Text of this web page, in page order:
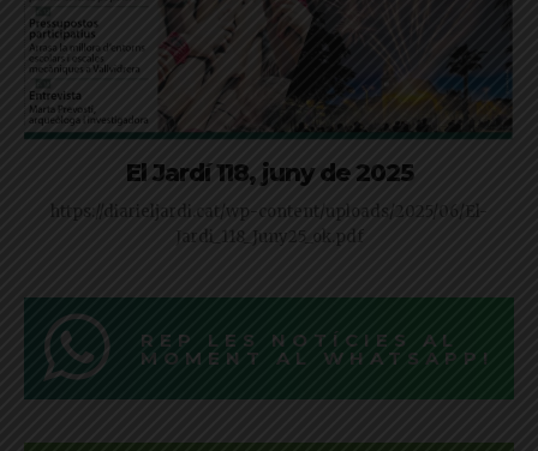
El Jardí 118, juny de 2025
https://diarieljardi.cat/wp-content/uploads/2025/06/El-
Jardi_118_Juny25_ok.pdf
REP LES NOTÍCIES AL
MOMENT AL WHATSAPP!